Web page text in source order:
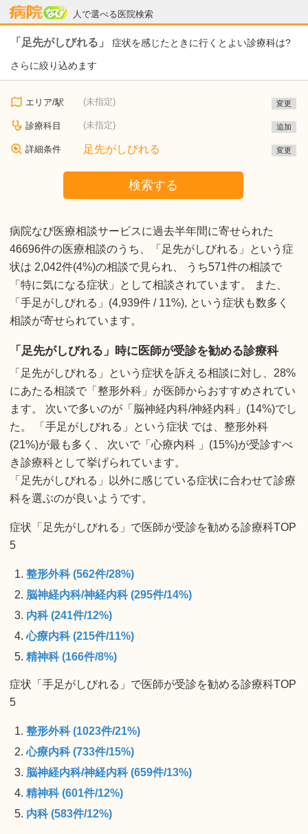
人で選べる医院検索
病院なび
「足先がしびれる」 症状を感じたときに行くとよい診療科は?
さらに絞り込めます
エリア/駅 (未指定) 変更
診療科目 (未指定) 追加
詳細条件 足先がしびれる 変更
検索する
病院なび医療相談サービスに過去半年間に寄せられた
46696件の医療相談のうち、「足先がしびれる」という症
状は 2,042件(4%)の相談で見られ、 うち571件の相談で
「特に気になる症状」として相談されています。 また、
「手足がしびれる」(4,939件 / 11%), という症状も数多く
相談が寄せられています。
「足先がしびれる」時に医師が受診を勧める診療科
「足先がしびれる」という症状を訴える相談に対し、28%
にあたる相談で「整形外科」が医師からおすすめされてい
ます。 次いで多いのが「脳神経内科/神経内科」(14%)でし
た。 「手足がしびれる」という症状 では、整形外科
(21%)が最も多く、 次いで「心療内科 」(15%)が受診すべ
き診療科として挙げられています。
「足先がしびれる」以外に感じている症状に合わせて診療
科を選ぶのが良いようです。
症状「足先がしびれる」で医師が受診を勧める診療科TOP
5
整形外科 (562件/28%)
脳神経内科/神経内科 (295件/14%)
内科 (241件/12%)
心療内科 (215件/11%)
精神科 (166件/8%)
症状「手足がしびれる」で医師が受診を勧める診療科TOP
5
整形外科 (1023件/21%)
心療内科 (733件/15%)
脳神経内科/神経内科 (659件/13%)
精神科 (601件/12%)
内科 (583件/12%)